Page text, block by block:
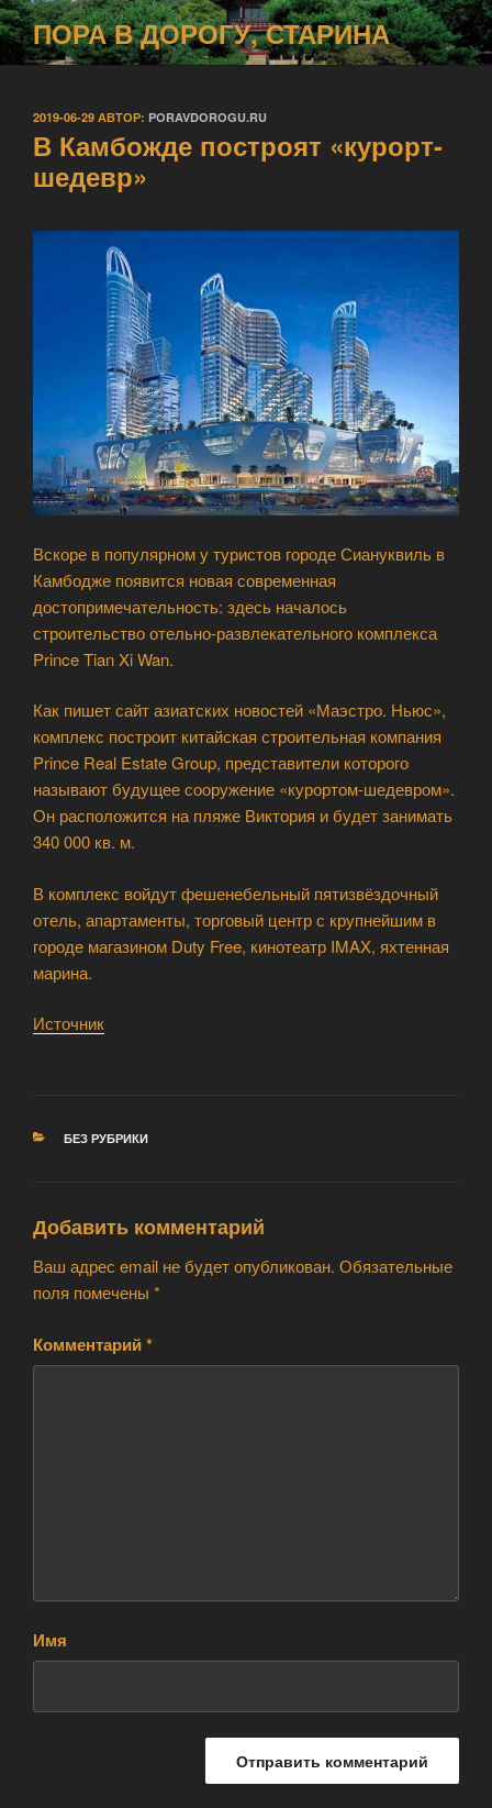
Перейти
к
содержимому
ПОРА В ДОРОГУ, СТАРИНА
ОПУБЛИКОВАНО
2019-06-29 АВТОР: PORAVDOROGU.RU
В Камбожде построят «курорт-
шедевр»
Вскоре в популярном у туристов городе Сиануквиль в
Камбодже появится новая современная
достопримечательность: здесь началось
строительство отельно-развлекательного комплекса
Prince Tian Xi Wan.
Как пишет сайт азиатских новостей «Маэстро. Ньюс»,
комплекс построит китайская строительная компания
Prince Real Estate Group, представители которого
называют будущее сооружение «курортом-шедевром».
Он расположится на пляже Виктория и будет занимать
340 000 кв. м.
В комплекс войдут фешенебельный пятизвёздочный
отель, апартаменты, торговый центр с крупнейшим в
городе магазином Duty Free, кинотеатр IMAX, яхтенная
марина.
Источник
РУБРИКИ
БЕЗ РУБРИКИ
Добавить комментарий
Ваш адрес email не будет опубликован. Обязательные
поля помечены *
Комментарий*
Имя